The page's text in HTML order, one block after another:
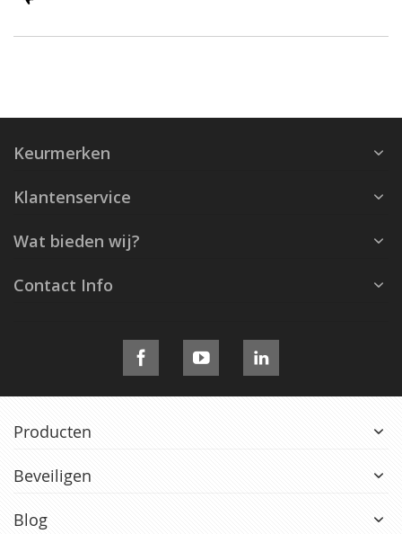
Keurmerken
Klantenservice
Wat bieden wij?
Contact Info
Producten
Beveiligen
Blog